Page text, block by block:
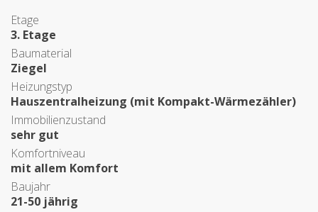
Etage
3. Etage
Baumaterial
Ziegel
Heizungstyp
Hauszentralheizung (mit Kompakt-Wärmezähler)
Immobilienzustand
sehr gut
Komfortniveau
mit allem Komfort
Baujahr
21-50 jährig